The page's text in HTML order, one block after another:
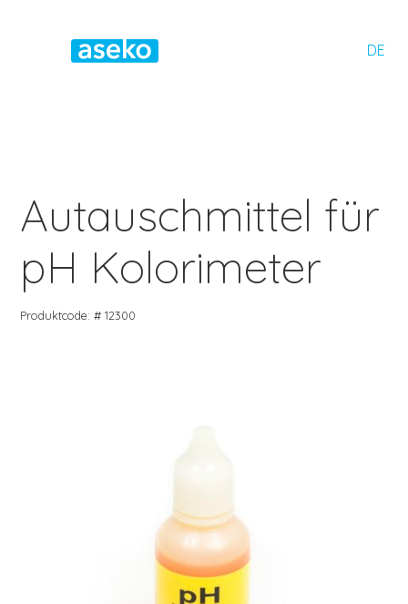
DE
Autauschmittel für
pH Kolorimeter
Produktcode: # 12300